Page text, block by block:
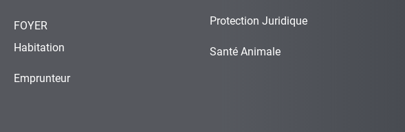
FOYER
Habitation
Emprunteur
Protection Juridique
Santé Animale